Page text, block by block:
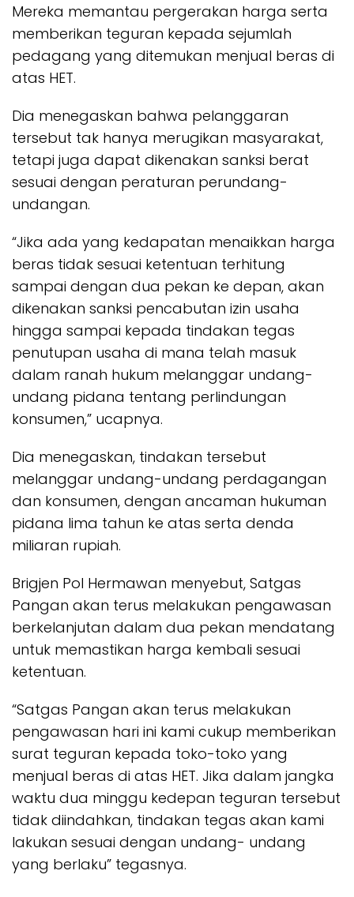
Mereka memantau pergerakan harga serta
memberikan teguran kepada sejumlah
pedagang yang ditemukan menjual beras di
atas HET.
Dia menegaskan bahwa pelanggaran
tersebut tak hanya merugikan masyarakat,
tetapi juga dapat dikenakan sanksi berat
sesuai dengan peraturan perundang-
undangan.
“Jika ada yang kedapatan menaikkan harga
beras tidak sesuai ketentuan terhitung
sampai dengan dua pekan ke depan, akan
dikenakan sanksi pencabutan izin usaha
hingga sampai kepada tindakan tegas
penutupan usaha di mana telah masuk
dalam ranah hukum melanggar undang-
undang pidana tentang perlindungan
konsumen,” ucapnya.
Dia menegaskan, tindakan tersebut
melanggar undang-undang perdagangan
dan konsumen, dengan ancaman hukuman
pidana lima tahun ke atas serta denda
miliaran rupiah.
Brigjen Pol Hermawan menyebut, Satgas
Pangan akan terus melakukan pengawasan
berkelanjutan dalam dua pekan mendatang
untuk memastikan harga kembali sesuai
ketentuan.
“Satgas Pangan akan terus melakukan
pengawasan hari ini kami cukup memberikan
surat teguran kepada toko-toko yang
menjual beras di atas HET. Jika dalam jangka
waktu dua minggu kedepan teguran tersebut
tidak diindahkan, tindakan tegas akan kami
lakukan sesuai dengan undang- undang
yang berlaku” tegasnya.